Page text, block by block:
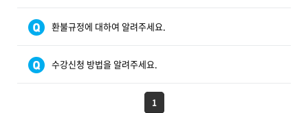
환불규정에 대하여 알려주세요.
수강신청 방법을 알려주세요.
1